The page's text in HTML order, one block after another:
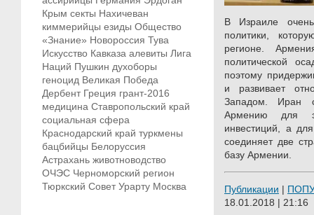
Крым секты Нахичеван
киммерийцы езиды Общество
«Знание» Новороссия Тува
Искусство Кавказа алевиты Лига
Наций Пушкин духоборы
геноцид Великая Победа
Дербент Греция грант-2016
медицина Ставропольский край
социальная сфера
Краснодарский край туркмены
бацбийцы Белоруссия
Астрахань животноводство
ОЧЭС Черноморский регион
Тюркский Совет Урарту Москва
В Израиле
политики,
регионе.
политической
поэтому
и развивает
Западом. Иран
Армению для
инвестиций, а
соединяет две
базу Армении.
Публикации |
18.01.2018 | 21:16